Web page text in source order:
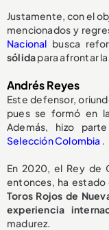
Justamente, con el
mencionados y
Nacional busca
sólidapara afrontar
Andrés Reyes
Este defensor,
pues se formó en
Además, hizo
Selección Colombia
En 2020, el Rey de
entonces, ha estado
Toros Rojos de
experiencia
madurez.